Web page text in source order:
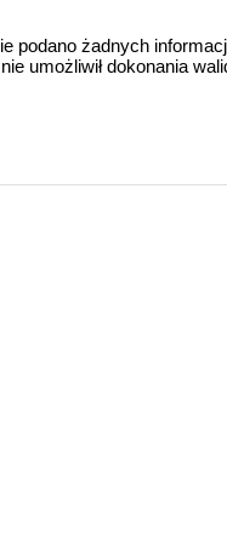
podano żadnych
umożliwił dokonania